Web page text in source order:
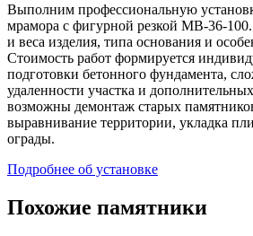
Выполним профессиональную
мрамора с фигурной резкой МВ-36-
и веса изделия, типа основания и
Стоимость работ формируется
подготовки бетонного фундамента,
удаленности участка и
возможны демонтаж старых
выравнивание территории, укладка
ограды.
Подробнее об установке
Похожие памятники